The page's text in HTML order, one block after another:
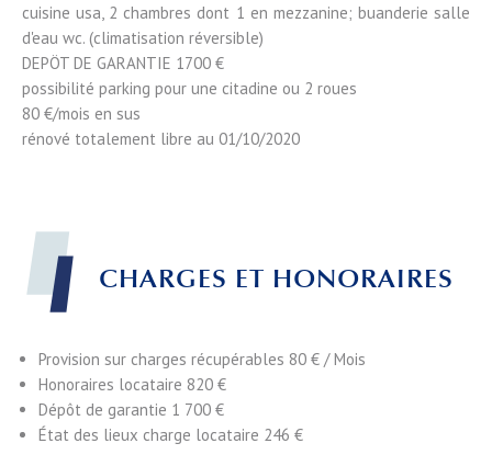
cuisine usa, 2 chambres dont 1 en mezzanine; buanderie salle
d'eau wc. (climatisation réversible)
DEPÖT DE GARANTIE 1700 €
possibilité parking pour une citadine ou 2 roues
80 €/mois en sus
rénové totalement libre au 01/10/2020
CHARGES ET HONORAIRES
Provision sur charges récupérables 80 € / Mois
Honoraires locataire 820 €
Dépôt de garantie 1 700 €
État des lieux charge locataire 246 €